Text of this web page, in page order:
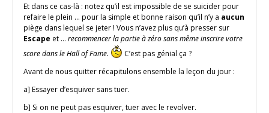
Et dans ce cas-là : notez qu’il est impossible de se suicider pour
refaire le plein … pour la simple et bonne raison qu’il n’y a aucun
piège dans lequel se jeter ! Vous n’avez plus qu’à presser sur
Escape et … recommencer la partie à zéro sans même inscrire votre
score dans le Hall of Fame.
C’est pas génial ça ?
Avant de nous quitter récapitulons ensemble la leçon du jour :
a] Essayer d’esquiver sans tuer.
b] Si on ne peut pas esquiver, tuer avec le revolver.